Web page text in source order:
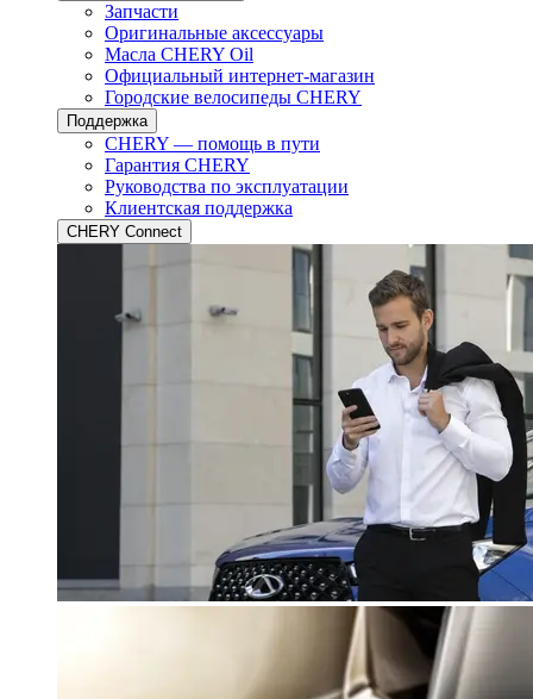
Запчасти
Оригинальные аксессуары
Масла CHERY Oil
Официальный интернет-магазин
Городские велосипеды CHERY
Поддержка
CHERY — помощь в пути
Гарантия CHERY
Руководства по эксплуатации
Клиентская поддержка
CHERY Connect